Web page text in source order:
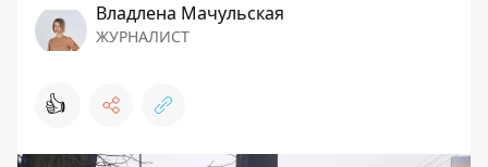
Владлена Мачульская
ЖУРНАЛИСТ
👍